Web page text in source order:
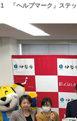
1 「ヘルプマーク」ステ